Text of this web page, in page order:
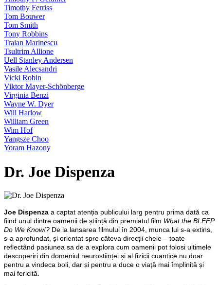
Timothy Ferriss
Tom Bouwer
Tom Smith
Tony Robbins
Traian Marinescu
Tsultrim Allione
Uell Stanley Andersen
Vasile Alecsandri
Vicki Robin
Viktor Mayer-Schönberge
Virginia Benzi
Wayne W. Dyer
Will Harlow
William Green
Wim Hof
Yangsze Choo
Yoram Hazony
Dr. Joe Dispenza
Joe Dispenza a captat atenția publicului larg pentru prima dată ca
fiind unul dintre oamenii de știință din premiatul film What the BLEEP
Do We Know!? De la lansarea filmului în 2004, munca lui s-a extins,
s-a aprofundat, și orientat spre câteva direcții cheie – toate
reflectând pasiunea sa de a explora cum oamenii pot folosi ultimele
descoperiri din domeniul neuroștiinței și al fizicii cuantice nu doar
pentru a vindeca boli, dar și pentru a duce o viață mai împlinită și
mai fericită.